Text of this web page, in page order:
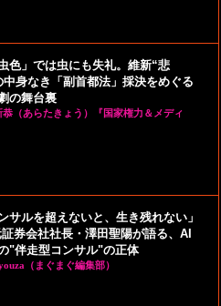
虫色」では虫にも失礼。維新“悲
中身なき「副首都法」採決をめぐる
の舞台裏
恭（あらたきょう）『国家権力＆メディ
サルを超えないと、生き残れない」
券会社社長・澤田聖陽が語る、AI
"伴走型コンサル"の正体
（まぐまぐ編集部）